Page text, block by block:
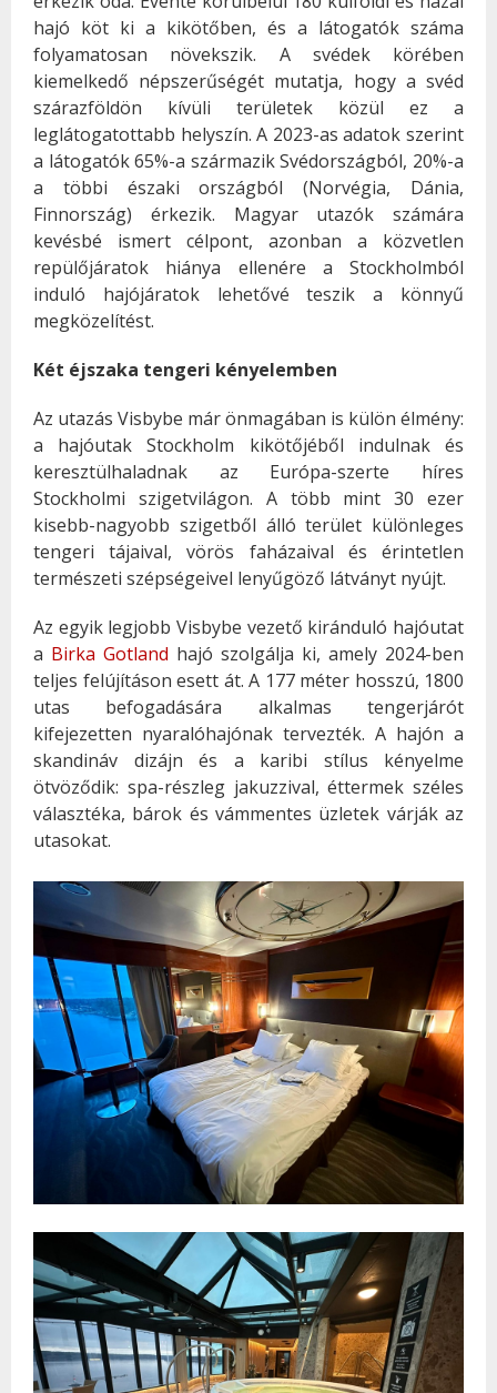
hajó köt ki a kikötőben, és a látogatók száma
folyamatosan növekszik. A svédek körében
kiemelkedő népszerűségét mutatja, hogy a svéd
szárazföldön kívüli területek közül ez a
leglátogatottabb helyszín. A 2023-as adatok szerint
a látogatók 65%-a származik Svédországból, 20%-a
a többi északi országból (Norvégia, Dánia,
Finnország) érkezik. Magyar utazók számára
kevésbé ismert célpont, azonban a közvetlen
repülőjáratok hiánya ellenére a Stockholmból
induló hajójáratok lehetővé teszik a könnyű
megközelítést.
Két éjszaka tengeri kényelemben
Az utazás Visbybe már önmagában is külön élmény:
a hajóutak Stockholm kikötőjéből indulnak és
keresztülhaladnak az Európa-szerte híres
Stockholmi szigetvilágon. A több mint 30 ezer
kisebb-nagyobb szigetből álló terület különleges
tengeri tájaival, vörös faházaival és érintetlen
természeti szépségeivel lenyűgöző látványt nyújt.
Az egyik legjobb Visbybe vezető kiránduló hajóutat
a Birka Gotland hajó szolgálja ki, amely 2024-ben
teljes felújításon esett át. A 177 méter hosszú, 1800
utas befogadására alkalmas tengerjárót
kifejezetten nyaralóhajónak tervezték. A hajón a
skandináv dizájn és a karibi stílus kényelme
ötvöződik: spa-részleg jakuzzival, éttermek széles
választéka, bárok és vámmentes üzletek várják az
utasokat.